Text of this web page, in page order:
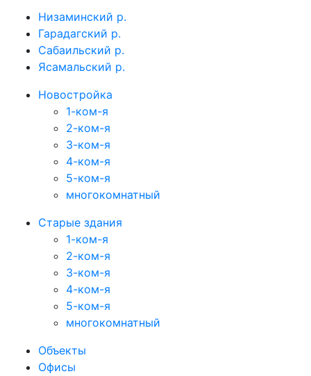
Низаминский р.
Гарадагский р.
Сабаильский р.
Ясамальский р.
Новостройка
1-ком-я
2-ком-я
3-ком-я
4-ком-я
5-ком-я
многокомнатный
Старые здания
1-ком-я
2-ком-я
3-ком-я
4-ком-я
5-ком-я
многокомнатный
Объекты
Офисы